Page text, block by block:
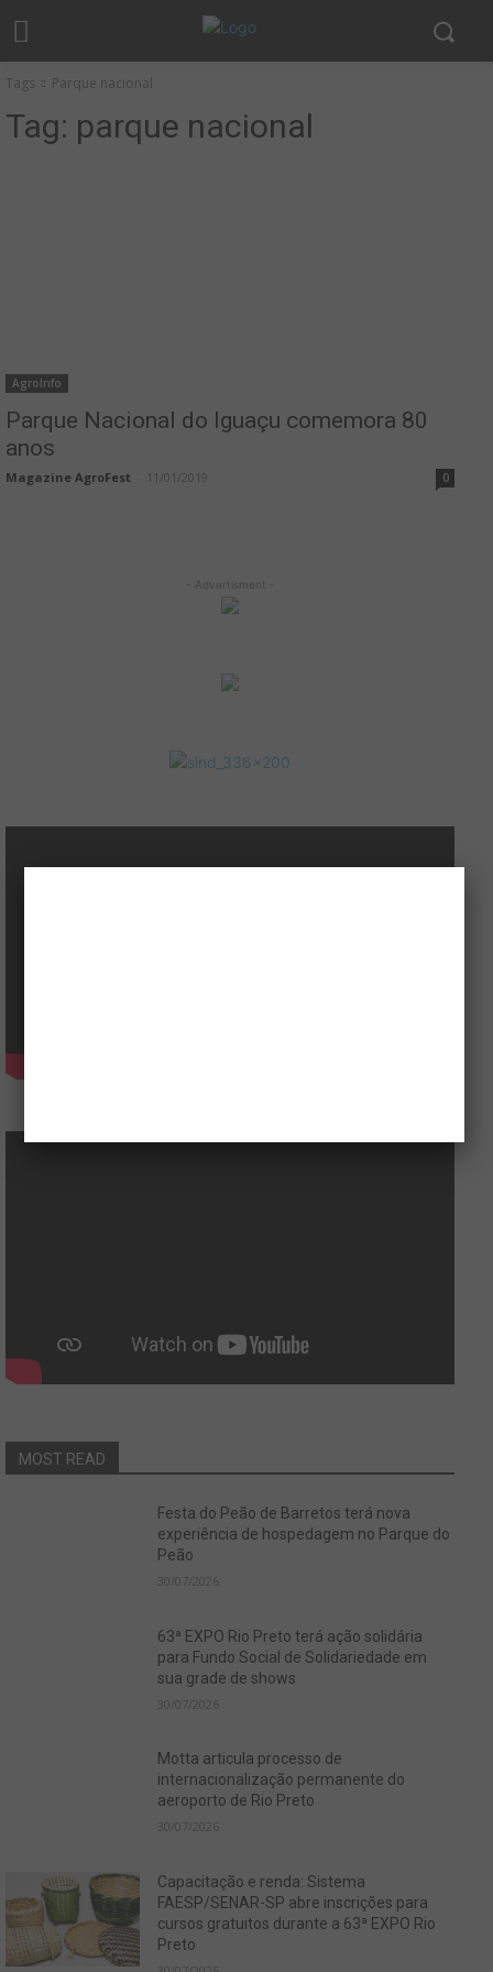
Tags Parque nacional
Tag: parque nacional
AgroInfo
Parque Nacional do Iguaçu comemora 80
anos
Magazine AgroFest 11/01/2019 0
- Advertisment -
MOST READ
Festa do Peão de Barretos terá nova
experiência de hospedagem no Parque do
Peão
30/07/2026
63ª EXPO Rio Preto terá ação solidária
para Fundo Social de Solidariedade em
sua grade de shows
30/07/2026
Motta articula processo de
internacionalização permanente do
aeroporto de Rio Preto
30/07/2026
Capacitação e renda: Sistema
FAESP/SENAR-SP abre inscrições para
cursos gratuitos durante a 63ª EXPO Rio
Preto